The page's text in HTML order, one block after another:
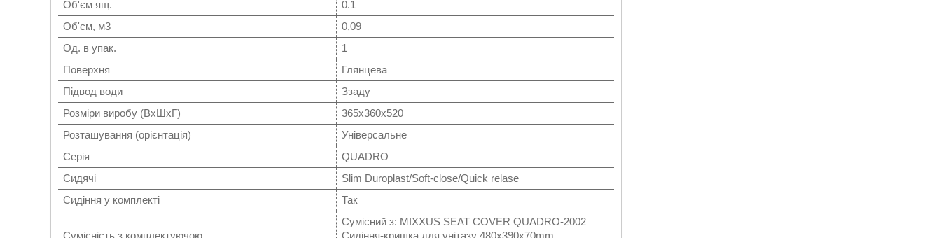
Об'єм ящ.
0.1
Об'єм, м3
0,09
Од. в упак.
1
Поверхня
Глянцева
Підвод води
Ззаду
Розміри виробу (ВхШхГ)
365x360x520
Розташування (орієнтація)
Універсальне
Серія
QUADRO
Сидячі
Slim Duroplast/Soft-close/Quick relase
Сидіння у комплекті
Так
Сумісність з комплектуючою
Сумісний з: MIXXUS SEAT COVER QUADRO-2002
Сидіння-кришка для унітазу 480х390х70mm